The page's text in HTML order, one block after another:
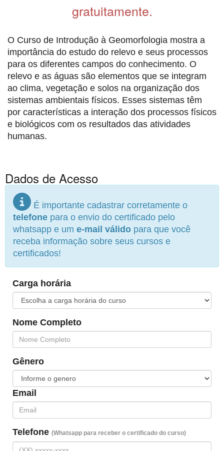
gratuitamente.
O Curso de Introdução à Geomorfologia mostra a
importância do estudo do relevo e seus processos
para os diferentes campos do conhecimento. O
relevo e as águas são elementos que se integram
ao clima, vegetação e solos na organização dos
sistemas ambientais físicos. Esses sistemas têm
por características a interação dos processos físicos
e biológicos com os resultados das atividades
humanas.
Dados de Acesso
É importante cadastrar corretamente o
telefone para o envio do certificado pelo
whatsapp e um e-mail válido para que você
receba informação sobre seus cursos e
certificados!
Carga horária
Nome Completo
Gênero
Email
Telefone (Whatsapp para receber o certificado do curso)